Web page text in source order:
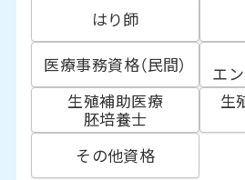
はり師
医療事務資格（民間）
エ
生殖補助医療
胚培養士
生
その他資格